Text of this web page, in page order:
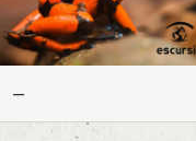
Contact
Agenda
-